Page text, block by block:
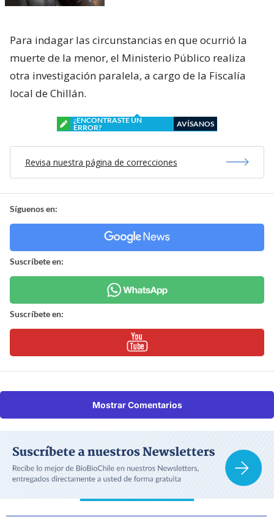
Para indagar las circunstancias en que ocurrió la
muerte de la menor, el Ministerio Público realiza
otra investigación paralela, a cargo de la Fiscalía
local de Chillán.
¿ENCONTRASTE UN
ERROR?
AVÍSANOS
Revisa nuestra página de correcciones
Síguenos en:
Suscríbete en:
Suscríbete en:
Mostrar Comentarios